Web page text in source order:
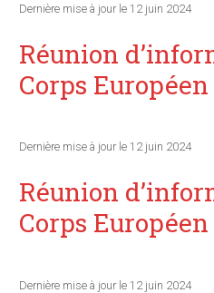
Dernière mise à jour le 12 juin 2024
Réunion
Corps
Dernière mise à jour le 12 juin 2024
Réunion
Corps
Dernière mise à jour le 12 juin 2024